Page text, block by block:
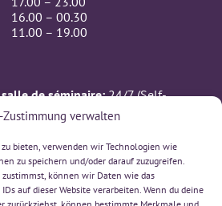
Zustimmung verwalten
bieten, verwenden wir Technologien wie
zu speichern und/oder darauf zuzugreifen.
können wir Daten wie das
auf dieser Website verarbeiten. Wenn du deine
16.00 – 00.30
11.00 – 19.00
de séminaire:24/7 (Self-